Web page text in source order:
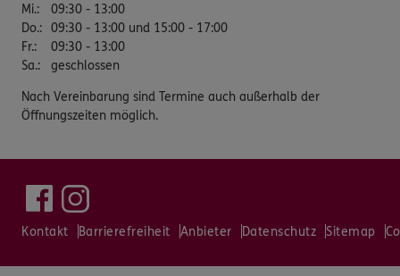
Mi.:
09:30 - 13:00
Do.: 09:30 - 13:00 und 15:00 - 17:00
Fr.:
09:30 - 13:00
Sa.: geschlossen
Nach Vereinbarung sind Termine auch außerhalb der
Öffnungszeiten möglich.
Kontakt Barrierefreiheit Anbieter Datenschutz Sitemap